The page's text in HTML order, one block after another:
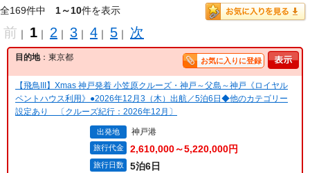
全169件中 1～10件を表示
前 ｜ 1 ｜ 2 ｜ 3 ｜ 4 ｜ 5 ｜ 次
目的地：東京都 お気に入りに登録
【飛鳥III】Xmas 神戸発着 小笠原クルーズ・神戸～父島～神戸《ロイヤル
ペントハウス利用》●2026年12月3（木）出航／5泊6日◆他のカテゴリー
設定あり 〔クルーズ紀行：2026年12月〕
出発地 神戸港
旅行代金 2,610,000～5,220,000円
旅行日数 5泊6日